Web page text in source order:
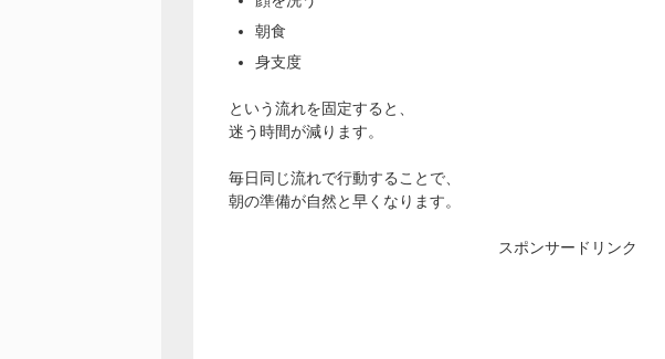
朝食
身支度
という流れを固定すると、
迷う時間が減ります。
毎日同じ流れで行動することで、
朝の準備が自然と早くなります。
スポンサードリンク